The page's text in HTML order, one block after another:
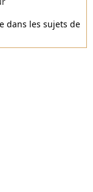
dans les sujets de